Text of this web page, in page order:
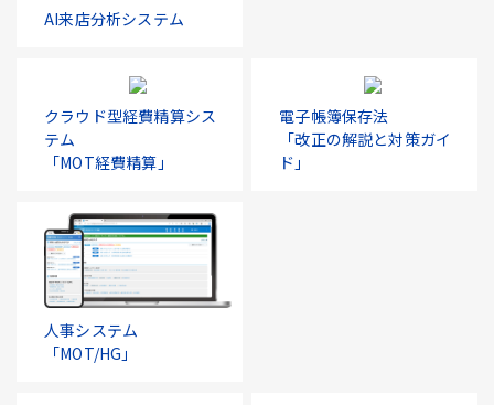
AI来店分析システム
クラウド型経費精算シス
テム
「MOT経費精算」
電子帳簿保存法
「改正の解説と対策ガイ
ド」
人事システム
「MOT/HG」